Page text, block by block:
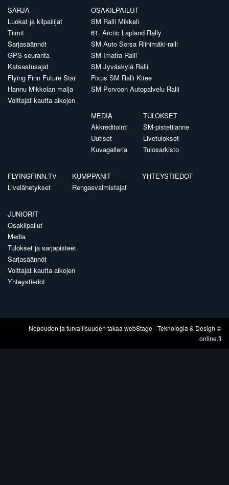
SARJA
Luokat ja kilpailijat
Tiimit
Sarjasäännöt
GPS-seuranta
Katsastusajat
Flying Finn Future Star
Hannu Mikkolan malja
Voittajat kautta aikojen
OSAKILPAILUT
SM Ralli Mikkeli
61. Arctic Lapland Rally
SM Auto Sorsa Riihimäki-ralli
SM Imatra Ralli
SM Jyväskylä Ralli
Fixus SM Ralli Kitee
SM Porvoon Autopalvelu Ralli
MEDIA
Akkreditointi
Uutiset
Kuvagalleria
TULOKSET
SM-pistetilanne
Livetulokset
Tulosarkisto
FLYINGFINN.TV
Livelähetykset
KUMPPANIT
Rengasvalmistajat
YHTEYSTIEDOT
JUNIORIT
Osakilpailut
Media
Tulokset ja sarjapisteet
Sarjasäännöt
Voittajat kautta aikojen
Yhteystiedot
Nopeuden ja turvallisuuden takaa webStage- Teknologia & Design ©
online.fi